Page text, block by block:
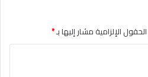
الحقول الإلزامية مشار إليها بـ*